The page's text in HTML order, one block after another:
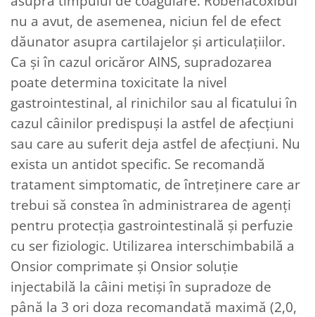
nu a avut, de asemenea, niciun fel de efect
dăunator asupra cartilajelor şi articulaţiilor.
Ca şi în cazul oricăror AINS, supradozarea
poate determina toxicitate la nivel
gastrointestinal, al rinichilor sau al ficatului în
cazul câinilor predispuşi la astfel de afecţiuni
sau care au suferit deja astfel de afecţiuni. Nu
exista un antidot specific. Se recomandă
tratament simptomatic, de întreţinere care ar
trebui să constea în administrarea de agenţi
pentru protecţia gastrointestinală şi perfuzie
cu ser fiziologic. Utilizarea interschimbabilă a
Onsior comprimate și Onsior soluție
injectabilă la câini metiși în supradoze de
până la 3 ori doza recomandată maximă (2,0,